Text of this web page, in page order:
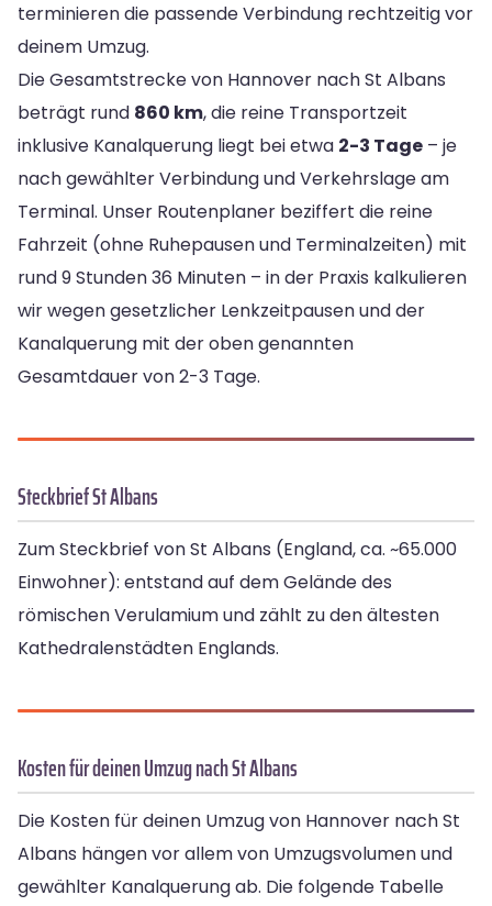
terminieren die passende Verbindung rechtzeitig vor
deinem Umzug.
Die Gesamtstrecke von Hannover nach St Albans
beträgt rund 860 km, die reine Transportzeit
inklusive Kanalquerung liegt bei etwa 2-3 Tage – je
nach gewählter Verbindung und Verkehrslage am
Terminal. Unser Routenplaner beziffert die reine
Fahrzeit (ohne Ruhepausen und Terminalzeiten) mit
rund 9 Stunden 36 Minuten – in der Praxis kalkulieren
wir wegen gesetzlicher Lenkzeitpausen und der
Kanalquerung mit der oben genannten
Gesamtdauer von 2-3 Tage.
Steckbrief St Albans
Zum Steckbrief von St Albans (England, ca. ~65.000
Einwohner): entstand auf dem Gelände des
römischen Verulamium und zählt zu den ältesten
Kathedralenstädten Englands.
Kosten für deinen Umzug nach St Albans
Die Kosten für deinen Umzug von Hannover nach St
Albans hängen vor allem von Umzugsvolumen und
gewählter Kanalquerung ab. Die folgende Tabelle